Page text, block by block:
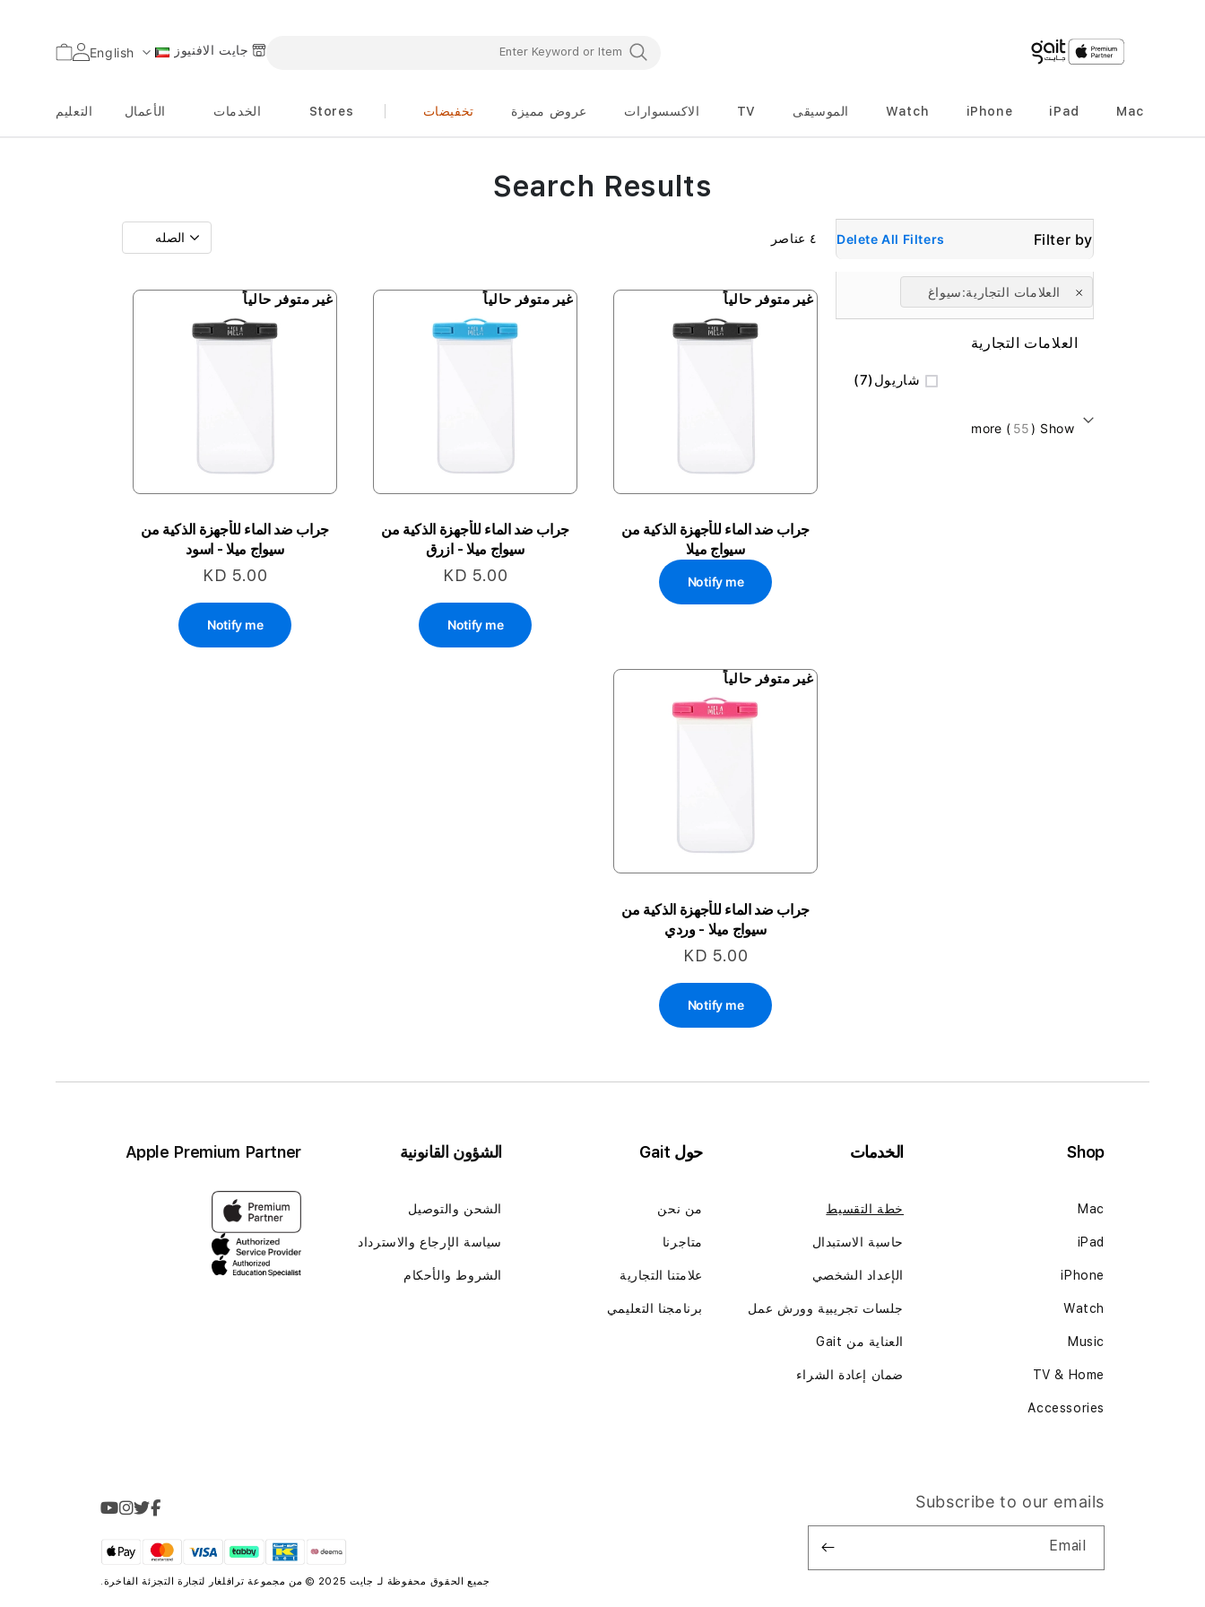
اللغة English جايت الافنيوز السلة
Mac
iPad
iPhone
Watch الموسيقى TV الاكسسوارات عروض مميزة تخفيضات Stores الخدمات الأعمال التعليم
٤ عناصر
غير متوفر حالياً
جراب ضد الماء للأجهزة الذكية من
سيواج ميلا
Notify me
غير متوفر حالياً
جراب ضد الماء للأجهزة الذكية من
سيواج ميلا - ازرق
KD 5.00
Notify me
غير متوفر حالياً
جراب ضد الماء للأجهزة الذكية من
سيواج ميلا - اسود
KD 5.00
Notify me
غير متوفر حالياً
جراب ضد الماء للأجهزة الذكية من
سيواج ميلا - وردي
KD 5.00
Notify me
Search Results
العلامات التجارية سيواغ
Delete All Filters
العلامات التجارية
شاريول 7
المنتج
Show (
55
) more
Shop
Mac
iPad
iPhone
Watch
Music
TV & Home
Accessories
الخدمات
خطة التقسيط
حاسبة الاستبدال
الإعداد الشخصي
جلسات تجريبية وورش عمل
العناية من Gait
ضمان إعادة الشراء
حول Gait
من نحن
متاجرنا
علامتنا التجارية
برنامجنا التعليمي
الشؤون القانونية
الشحن والتوصيل
سياسة الإرجاع والاسترداد
الشروط والأحكام
Apple Premium Partner
Subscribe to our emails
Email
جميع الحقوق محفوظة لـ جايت 2025 © من مجموعة ترافلغار لتجارة التجزئة الفاخرة.